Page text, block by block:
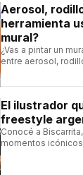
Aerosol,
herramienta
mural?
¿Vas a pintar un
entre aerosol,
El ilustrador
freestyle
Conocé a
momentos icónicos